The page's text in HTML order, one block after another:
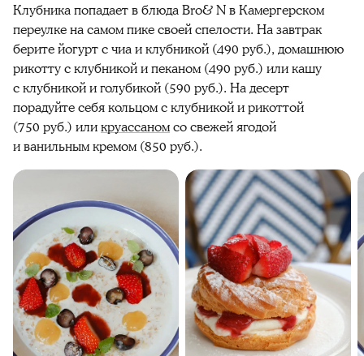
Клубника попадает в блюда Bro& N в Камергерском
переулке на самом пике своей спелости. На завтрак
берите йогурт с чиа и клубникой (490 руб.), домашнюю
рикотту с клубникой и пеканом (490 руб.) или кашу
с клубникой и голубикой (590 руб.). На десерт
порадуйте себя кольцом с клубникой и рикоттой
(750 руб.) иликруассаномсо свежей ягодой
и ванильным кремом (850 руб.).